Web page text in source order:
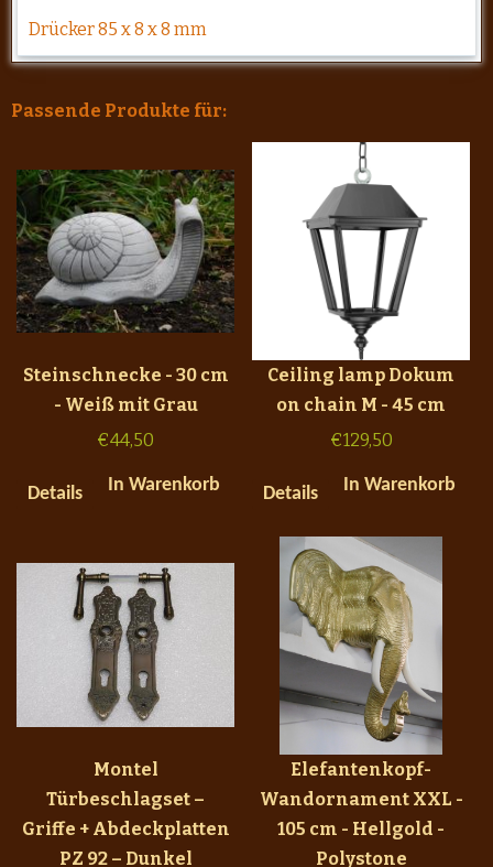
Drücker 85 x 8 x 8 mm
Passende Produkte für:
Steinschnecke - 30 cm
- Weiß mit Grau
€44,50
Details In Warenkorb
Ceiling lamp Dokum
on chain M - 45 cm
€129,50
Details In Warenkorb
Montel
Türbeschlagset –
Griffe + Abdeckplatten
PZ 92 – Dunkel
Elefantenkopf-
Wandornament XXL -
105 cm - Hellgold -
Polystone